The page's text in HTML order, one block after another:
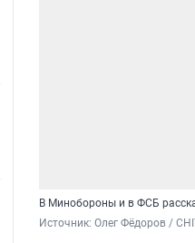
В Минобороны и в ФСБ
Источник: Олег Фёдоров /